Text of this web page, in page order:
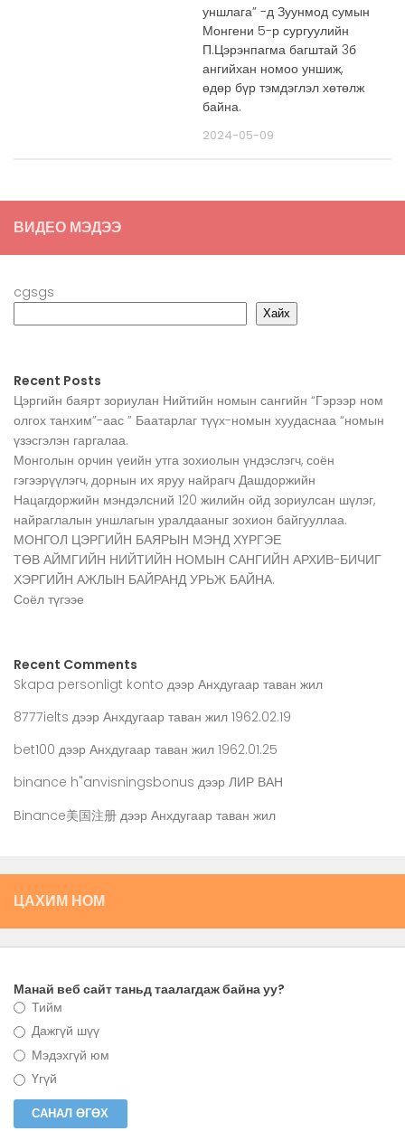
уншлага” -д Зуунмод сумын
Монгени 5-р сургуулийн
П.Цэрэнпагма багштай 3б
ангийхан номоо уншиж,
өдөр бүр тэмдэглэл хөтөлж
байна.
2024-05-09
ВИДЕО МЭДЭЭ
cgsgs
Хайх
Recent Posts
Цэргийн баярт зориулан Нийтийн номын сангийн “Гэрээр ном
олгох танхим”-аас ” Баатарлаг түүх-номын хуудаснаа “номын
үзэсгэлэн гаргалаа.
Монголын орчин үеийн утга зохиолын үндэслэгч, соён
гэгээрүүлэгч, дорнын их яруу найрагч Дашдоржийн
Нацагдоржийн мэндэлсний 120 жилийн ойд зориулсан шүлэг,
найраглалын уншлагын уралдааныг зохион байгууллаа.
МОНГОЛ ЦЭРГИЙН БАЯРЫН МЭНД ХҮРГЭЕ
ТӨВ АЙМГИЙН НИЙТИЙН НОМЫН САНГИЙН АРХИВ-БИЧИГ
ХЭРГИЙН АЖЛЫН БАЙРАНД УРЬЖ БАЙНА.
Соёл түгээе
Recent Comments
Skapa personligt konto дээр Анхдугаар таван жил
8777ielts дээр Анхдугаар таван жил 1962.02.19
bet100 дээр Анхдугаар таван жил 1962.01.25
binance h"anvisningsbonus дээр ЛИР ВАН
Binance美国注册 дээр Анхдугаар таван жил
ЦАХИМ НОМ
Манай веб сайт таньд таалагдаж байна уу?
Тийм
Дажгүй шүү
Мэдэхгүй юм
Үгүй